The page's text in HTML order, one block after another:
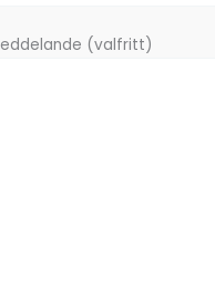
(valfritt)